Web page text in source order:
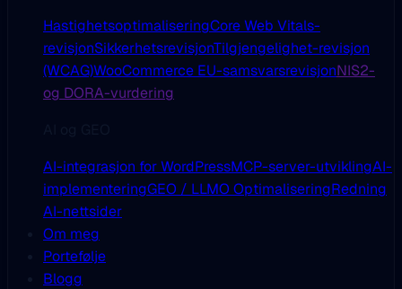
HastighetsoptimaliseringCore Web Vitals-
revisjonSikkerhetsrevisjonTilgjengelighet-revisjon
(WCAG)WooCommerce EU-samsvarsrevisjonNIS2-
og DORA-vurdering
AI-integrasjon for WordPressMCP-server-utviklingAI-
implementeringGEO / LLMO OptimaliseringRedning
AI-nettsider
Om meg
Portefølje
Blogg